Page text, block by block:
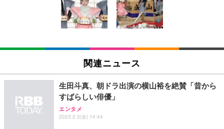
キング pc 事務椅子 360度回転 座面昇降 強化ナイロ
ン樹脂ベース 通気性メッシュ 在宅ワーク H-WY01
(黒網+黒枠+黒足)
￥5,699
SIHOO B100 オフィスチェア／デスクチェア メッシ
ュチェア 人間工学 疲れない ブラック
￥27,999
Sezlife オフィスチェア デスクチェア 疲れない テレ
ワーク チェア 強化バックレスト 30度ロッキング機
能 人間工学 椅子 腰サポート 90度跳ね上げ式アーム
イト
￥105,595
EIZO ビジネス向けプレミアムモニター | FlexScan
￥109,572
【純正品】27"ゲーミングモニター DualSense 充電
フック付き（CFI-ZDM1J）
￥3,373
Amazonベーシック ペットシーツ 厚型 ワイド 42枚
x2袋(84枚) ホワイト(吸収面:ライトブルー)
￥3,234
ネオ・ルーライフ ネオ・オムツ L 中型犬用 26枚入
り 単品
関連ニュース
生田斗真、朝ドラ出演の横山裕を絶賛「昔から
すばらしい俳優」
エンタメ
2023.2.3(金) 14:44